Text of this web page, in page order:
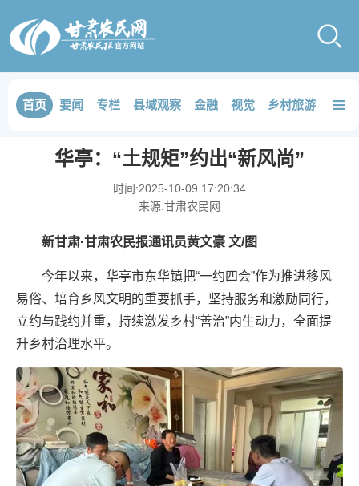
首页 要闻 专栏 县域观察 金融 视觉 乡村旅游 品鉴
≡
华亭：“土规矩”约出“新风尚”
时间:2025-10-09 17:20:34
来源:甘肃农民网
新甘肃·甘肃农民报通讯员黄文豪 文/图
今年以来，华亭市东华镇把“一约四会”作为推进移风
易俗、培育乡风文明的重要抓手，坚持服务和激励同行，
立约与践约并重，持续激发乡村“善治”内生动力，全面提
升乡村治理水平。